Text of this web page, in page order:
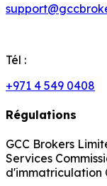
Tél :
+971 4 549 0408
Régulations
GCC Brokers
Services
d'immatriculation